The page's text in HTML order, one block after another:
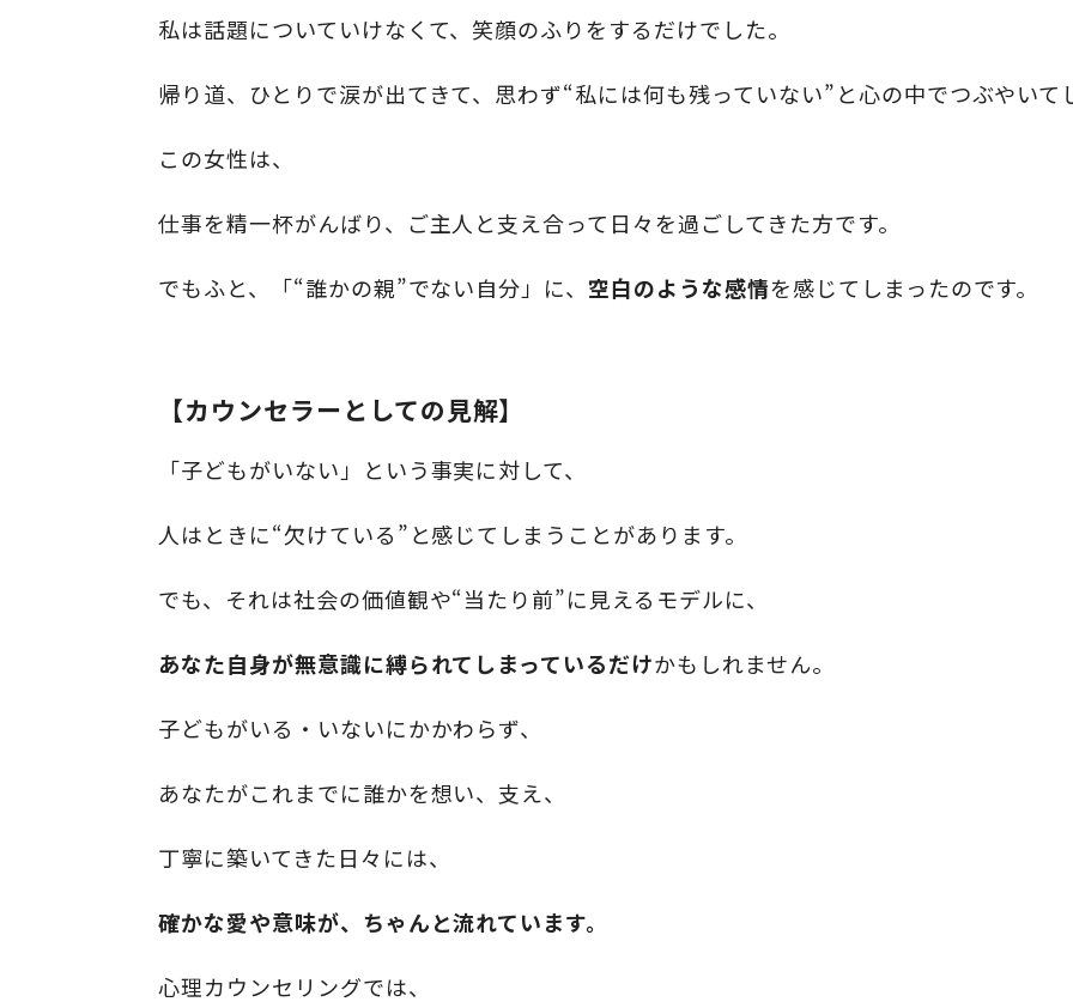
私は話題についていけなくて、笑顔のふりをするだけでした。
帰り道、ひとりで涙が出てきて、思わず“私には何も残っていない”と心の中でつぶやいて
この女性は、
仕事を精一杯がんばり、ご主人と支え合って日々を過ごしてきた方です。
でもふと、「“誰かの親”でない自分」に、 空白のような感情を感じてしまったのです。
【カウンセラーとしての見解】
「子どもがいない」という事実に対して、
人はときに“欠けている”と感じてしまうことがあります。
でも、それは社会の価値観や“当たり前”に見えるモデルに、
あなた自身が無意識に縛られてしまっているだけかもしれません。
子どもがいる・いないにかかわらず、
あなたがこれまでに誰かを想い、支え、
丁寧に築いてきた日々には、
確かな愛や意味が、ちゃんと流れています。
心理カウンセリングでは、